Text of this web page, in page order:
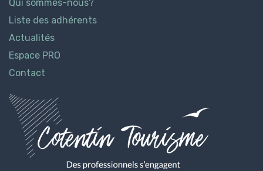
Qui sommes-nous?
Liste des adhérents
Actualités
Espace PRO
Contact